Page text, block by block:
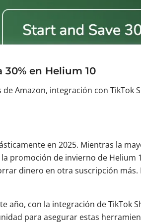
en Helium 10
Amazon, integración con TikTok
en 2025. Mientras la
promoción de invierno de Helium
dinero en otra suscripción
año, con la integración de TikTok
para asegurar estas